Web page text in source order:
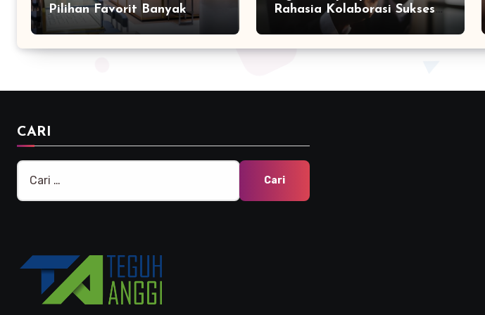
Pilihan Favorit Banyak
Rahasia Kolaborasi Sukses
Bersama Social Media
Marketing Agency
CARI
Cari
untuk: